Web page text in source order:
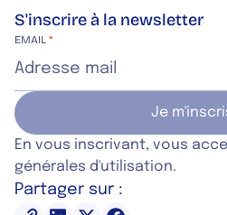
S'inscrire à la newsletter
EMAIL *
Site web de l’entreprise
Je
En vous inscrivant, vous
générales d'utilisation.
Partager sur :